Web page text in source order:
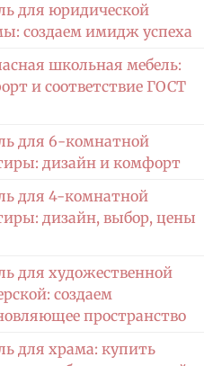
для юридической
создаем имидж успеха
школьная мебель:
и соответствие ГОСТ
для 6-комнатной
дизайн и комфорт
для 4-комнатной
дизайн, выбор, цены
для художественной
создаем
пространство
для храма: купить